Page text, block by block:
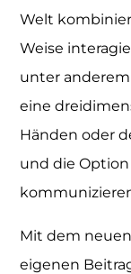
Welt
Weise
unter
eine
Händen oder
und die
Mit dem
eigenen